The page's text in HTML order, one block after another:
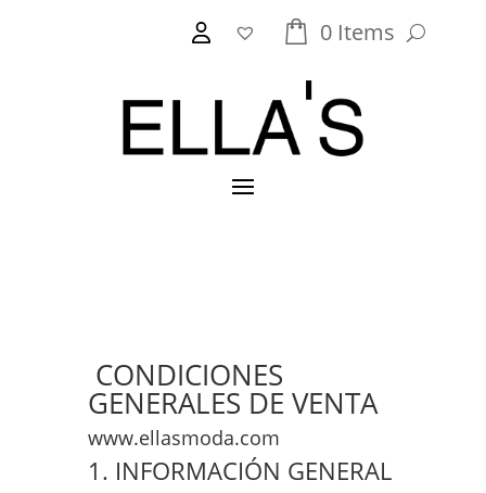
0 Items
CONDICIONES
GENERALES DE VENTA
www.ellasmoda.com
1. INFORMACIÓN GENERAL